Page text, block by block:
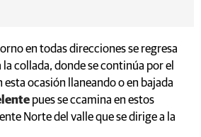
en todas direcciones se regresa
collada, donde se continúa por el
esta ocasión llaneando o en bajada
pues se ccamina en estos
Norte del valle que se dirige a la